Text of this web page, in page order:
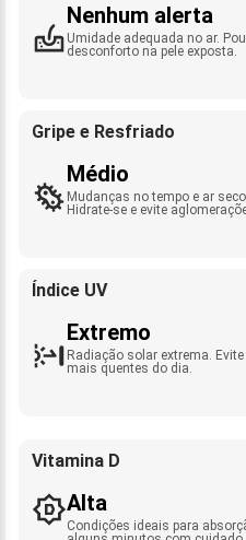
Nenhum alerta
Umidade adequada no ar.
desconforto na pele exposta.
Gripe e Resfriado
Médio
Mudanças no tempo e ar
Hidrate-se e evite
Índice UV
Extremo
Radiação solar extrema.
mais quentes do dia.
Vitamina D
Alta
Condições ideais para